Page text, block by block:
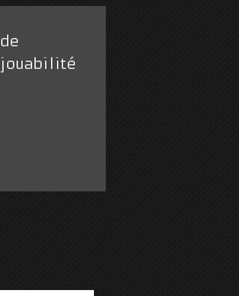
jouabilité